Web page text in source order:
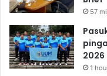
57
2026
1